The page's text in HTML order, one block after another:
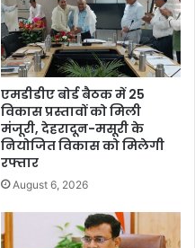
एमडीडीए बोर्ड बैठक में 25
विकास प्रस्तावों को मिली
मंजूरी, देहरादून-मसूरी के
नियोजित विकास को मिलेगी
रफ्तार
August 6, 2026